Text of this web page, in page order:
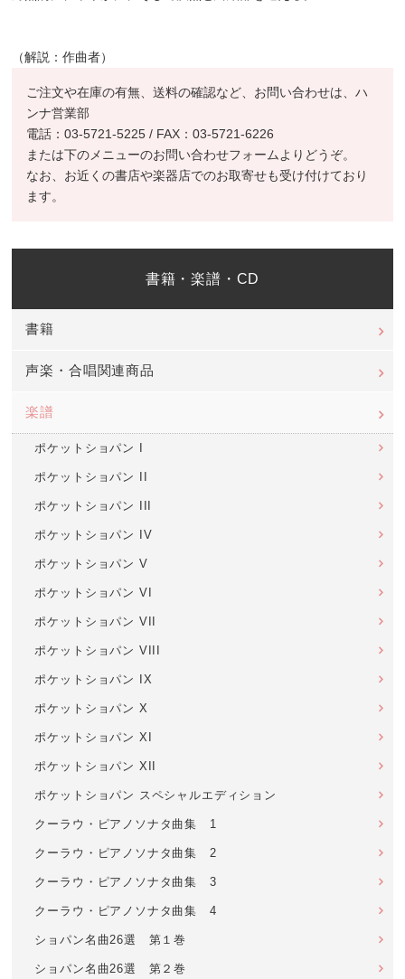
（解説：作曲者）
ご注文や在庫の有無、送料の確認など、お問い合わせは、ハ
ンナ営業部
電話：03-5721-5225 / FAX：03-5721-6226
または下のメニューのお問い合わせフォームよりどうぞ。
なお、お近くの書店や楽器店でのお取寄せも受け付けており
ます。
書籍・楽譜・CD
書籍
声楽・合唱関連商品
楽譜
ポケットショパン I
ポケットショパン II
ポケットショパン III
ポケットショパン IV
ポケットショパン V
ポケットショパン VI
ポケットショパン VII
ポケットショパン VIII
ポケットショパン IX
ポケットショパン X
ポケットショパン XI
ポケットショパン XII
ポケットショパン スペシャルエディション
クーラウ・ピアノソナタ曲集 1
クーラウ・ピアノソナタ曲集 2
クーラウ・ピアノソナタ曲集 3
クーラウ・ピアノソナタ曲集 4
ショパン名曲26選 第１巻
ショパン名曲26選 第２巻